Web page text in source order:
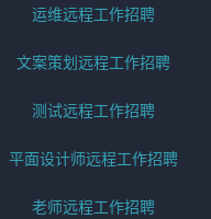
运维远程工作招聘
文案策划远程工作招聘
测试远程工作招聘
平面设计师远程工作招聘
老师远程工作招聘